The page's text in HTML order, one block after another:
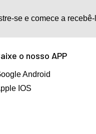
se e comece a recebê-
o nosso APP
Android
IOS